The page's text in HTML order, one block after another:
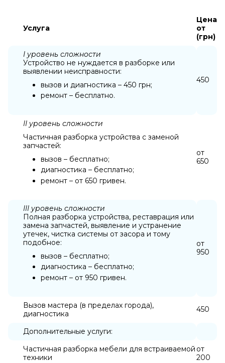
Услуга
Цена
от
(грн)
I уровень сложности
Устройство не нуждается в разборке или
выявлении неисправности:
вызов и диагностика – 450 грн;
ремонт – бесплатно.
450
II уровень сложности
Частичная разборка устройства с заменой
запчастей:
вызов – бесплатно;
диагностика – бесплатно;
ремонт – от 650 гривен.
от
650
III уровень сложности
Полная разборка устройства, реставрация или
замена запчастей, выявление и устранение
утечек, чистка системы от засора и тому
подобное:
вызов – бесплатно;
диагностика – бесплатно;
ремонт – от 950 гривен.
от
950
Вызов мастера (в пределах города),
диагностика
450
Дополнительные услуги:
Частичная разборка мебели для встраиваемой
техники
от
200